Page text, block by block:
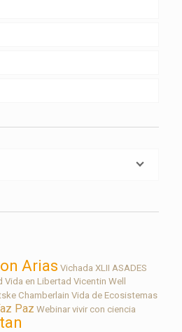
Arias Vichada XLII ASADES
Vida en Libertad Vicentin Well
Chamberlain Vida de Ecosistemas
Paz Webinar vivir con ciencia